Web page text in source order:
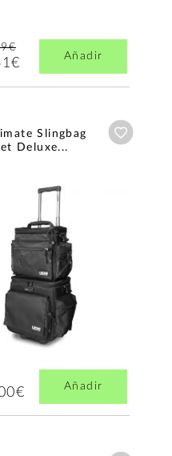
Añadir
Slingbag
Deluxe...
Añadir